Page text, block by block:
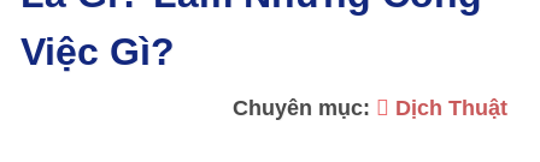
Việc Gì?
Chuyên mục: Dịch Thuật